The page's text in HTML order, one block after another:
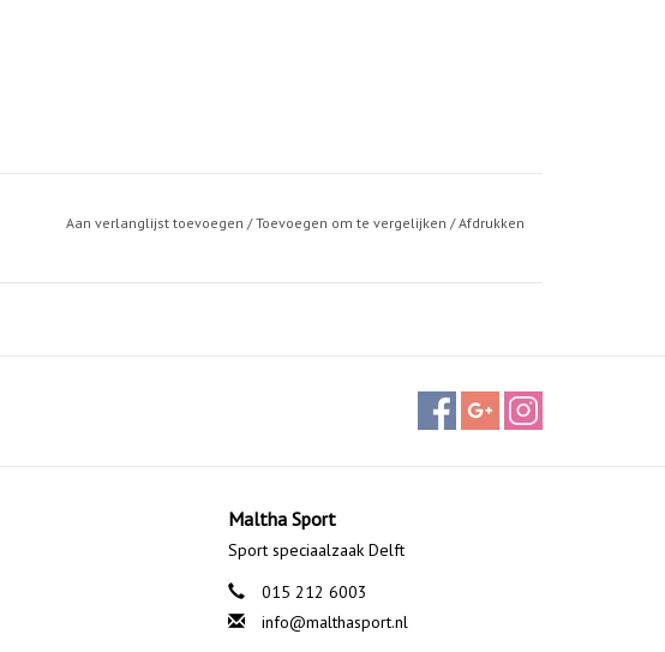
Aan verlanglijst toevoegen /Toevoegen om te vergelijken /Afdrukken
Maltha Sport
Sport speciaalzaak Delft
015 212 6003
info@malthasport.nl